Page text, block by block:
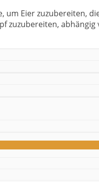
Eier zuzubereiten,
zuzubereiten,